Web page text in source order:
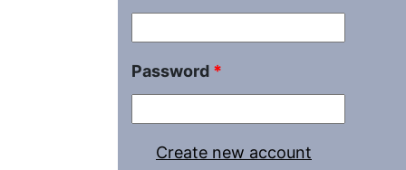
Password *
Create new account